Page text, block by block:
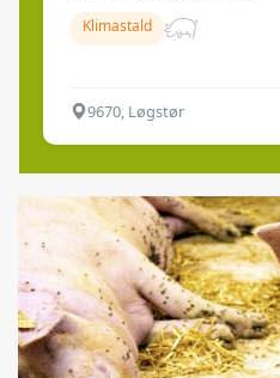
Klimastald
9670, Løgstør